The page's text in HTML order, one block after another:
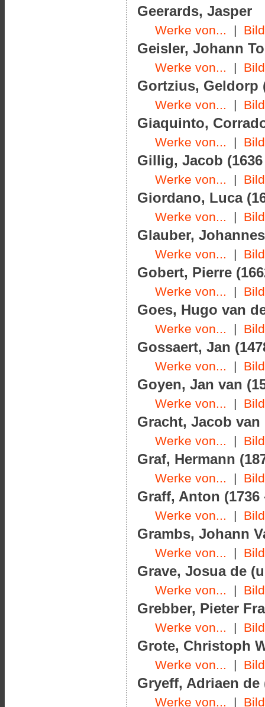
Geerards, Jasper
Werke von... |
Geisler, Johann
Werke von... |
Gortzius, Geldorp
Werke von... |
Giaquinto,
Werke von... |
Gillig, Jacob (1636
Werke von... |
Giordano, Luca
Werke von... |
Glauber,
Werke von... |
Gobert, Pierre
Werke von... |
Goes, Hugo van
Werke von... |
Gossaert, Jan
Werke von... |
Goyen, Jan van
Werke von... |
Gracht, Jacob van
Werke von... |
Graf, Hermann
Werke von... |
Graff, Anton (1736
Werke von... |
Grambs, Johann
Werke von... |
Grave, Josua de
Werke von... |
Grebber, Pieter
Werke von... |
Grote, Christoph
Werke von... |
Gryeff, Adriaen de
Werke von... |